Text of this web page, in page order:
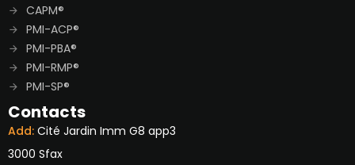
CAPM®
PMI-ACP®
PMI-PBA®
PMI-RMP®
PMI-SP®
Contacts
Add: Cité Jardin Imm G8 app3
3000 Sfax